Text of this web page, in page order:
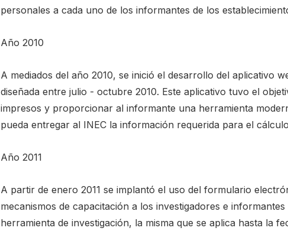
personales a cada uno de los informantes de los
Año 2010
A mediados del año 2010, se inició el desarrollo del aplicativo
diseñada entre julio - octubre 2010. Este aplicativo tuvo el
impresos y proporcionar al informante una herramienta
pueda entregar al INEC la información requerida para el
Año 2011
A partir de enero 2011 se implantó el uso del formulario
mecanismos de capacitación a los investigadores e
herramienta de investigación, la misma que se aplica hasta la